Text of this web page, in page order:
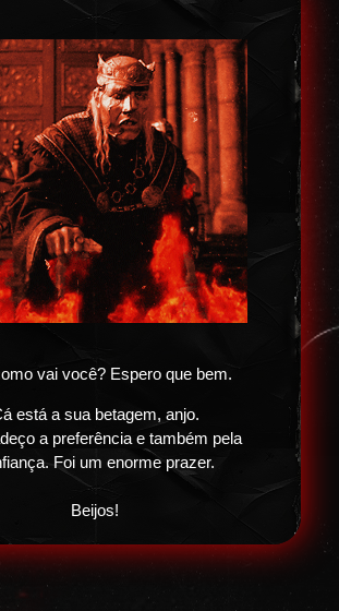
vai você? Espero que bem.
está a sua betagem, anjo.
a preferência e também pela
Foi um enorme prazer.
Beijos!